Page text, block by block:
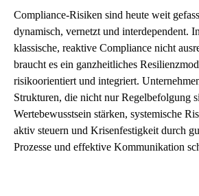
Compliance-Risiken sind heute weit
dynamisch, vernetzt und interdependent.
klassische, reaktive Compliance nicht
braucht es ein ganzheitliches
risikoorientiert und integriert.
Strukturen, die nicht nur Regelbefolgung
Wertebewusstsein stärken, systemische
aktiv steuern und Krisenfestigkeit durch
Prozesse und effektive Kommunikation